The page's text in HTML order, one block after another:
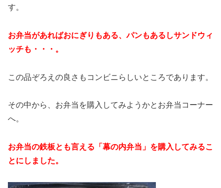
す。
お弁当があればおにぎりもある、パンもあるしサンドウィ
ッチも・・・。
この品ぞろえの良さもコンビニらしいところであります。
その中から、お弁当を購入してみようかとお弁当コーナー
へ。
お弁当の鉄板とも言える「幕の内弁当」を購入してみるこ
とにしました。